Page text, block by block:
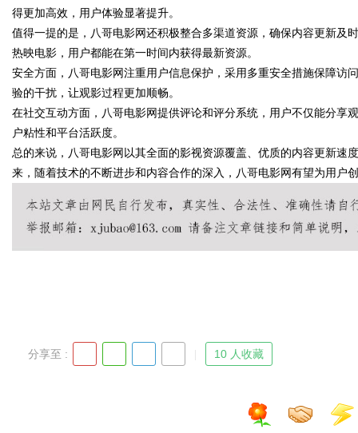
uz
得更加高效，用户体验显著提升。
值得一提的是，八哥电影网还积极整合多渠道资源，确保内容更新及
热映电影，用户都能在第一时间内获得最新资源。
安全方面，八哥电影网注重用户信息保护，采用多重安全措施保障访
验的干扰，让观影过程更加顺畅。
在社交互动方面，八哥电影网提供评论和评分系统，用户不仅能分享
户粘性和平台活跃度。
总的来说，八哥电影网以其全面的影视资源覆盖、优质的内容更新速
来，随着技术的不断进步和内容合作的深入，八哥电影网有望为用户
分享至 : 10 人收藏